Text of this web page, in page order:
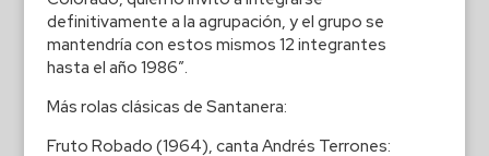
definitivamente a la agrupación, y el grupo se
mantendría con estos mismos 12 integrantes
hasta el año 1986″.
Más rolas clásicas de Santanera:
Fruto Robado (1964), canta Andrés Terrones: